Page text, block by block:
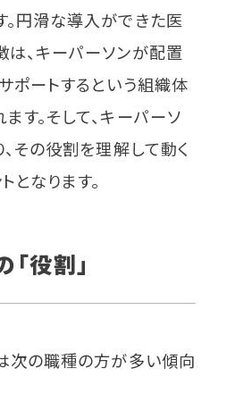
円滑な導入ができた医
、キーパーソンが配置
ポートするという組織体
す。そして、キーパーソ
、その役割を理解して動く
となります。
役割」
次の職種の方が多い傾向